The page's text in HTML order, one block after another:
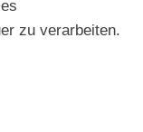
zu verarbeiten.